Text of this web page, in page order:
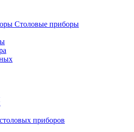
Cтоловые приборы
приборов